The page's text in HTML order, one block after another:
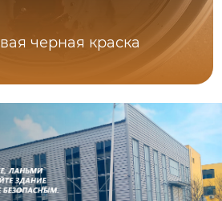
черная краска